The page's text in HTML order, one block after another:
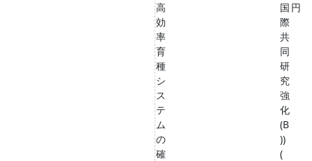
高
効
率
育
種
シ
ス
テ
ム
の
確
国
際
共
同
研
究
強
化
(B
))
(
円